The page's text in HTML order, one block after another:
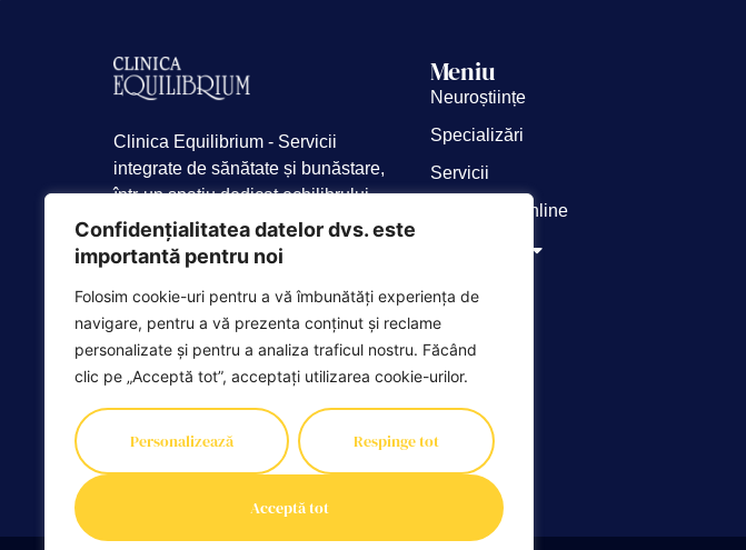
Confidențialitatea datelor dvs. este
importantă pentru noi
Folosim cookie-uri pentru a vă îmbunătăți experiența de
navigare, pentru a vă prezenta conținut și reclame
personalizate și pentru a analiza traficul nostru. Făcând
clic pe „Acceptă tot”, acceptați utilizarea cookie-urilor.
Personalizează Respinge tot
Acceptă tot
Clinica Equilibrium - Servicii
integrate de sănătate și bunăstare,
într-un spațiu dedicat echilibrului
tău fizic și emoțional.
Meniu
Neuroștiințe
Specializări
Servicii
Consultații online
Blog
Campanii